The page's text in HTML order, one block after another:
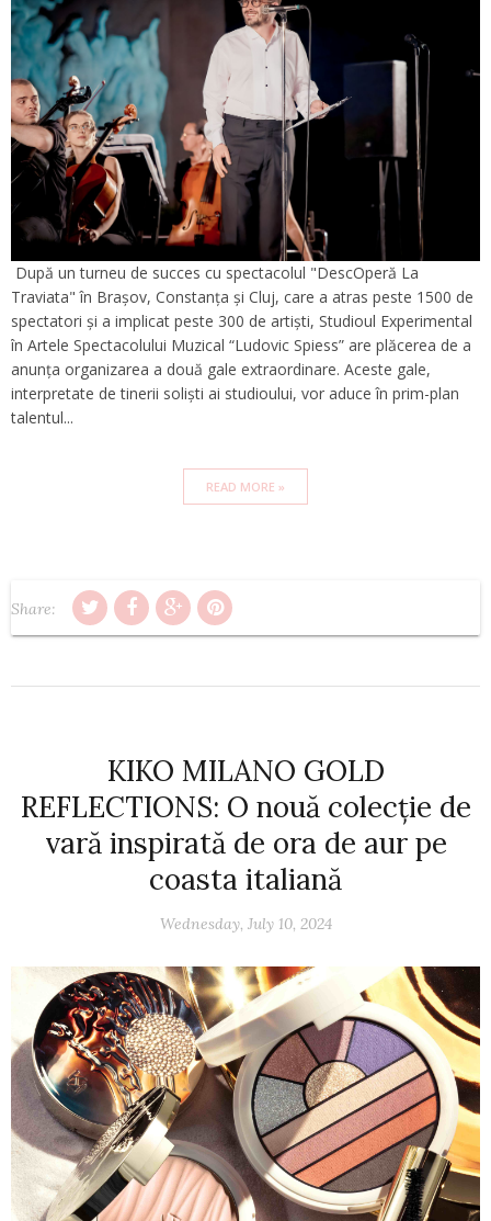
După un turneu de succes cu spectacolul "DescOperă La
Traviata" în Brașov, Constanța și Cluj, care a atras peste 1500 de
spectatori și a implicat peste 300 de artiști, Studioul Experimental
în Artele Spectacolului Muzical “Ludovic Spiess” are plăcerea de a
anunța organizarea a două gale extraordinare. Aceste gale,
interpretate de tinerii soliști ai studioului, vor aduce în prim-plan
talentul...
READ MORE »
Share:
KIKO MILANO GOLD
REFLECTIONS: O nouă colecție de
vară inspirată de ora de aur pe
coasta italiană
Wednesday, July 10, 2024